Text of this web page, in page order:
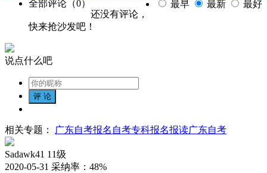
全部评论（0） 最早 最新
最好
还没有评论，
快来抢沙发吧！
说点什么吧
相关专题： 广东自考报名 自考专科报名报读广东自考
Sadawk41 11级
2020-05-31 采纳率： 48%